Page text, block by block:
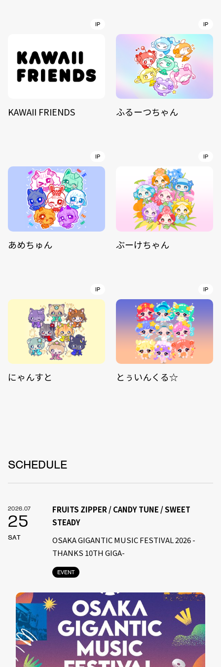
IP
KAWAII FRIENDS
IP
ふるーつちゃん
IP
あめちゅん
IP
ぶーけちゃん
IP
にゃんすと
IP
とぅいんくる☆
SCHEDULE
2026.07
25
SAT
EVENT
FRUITS ZIPPER / CANDY TUNE / SWEET
STEADY
OSAKA GIGANTIC MUSIC FESTIVAL 2026 -
THANKS 10TH GIGA-